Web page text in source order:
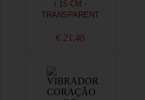
/ 15 CM -
TRANSPARENT
€ 21,48